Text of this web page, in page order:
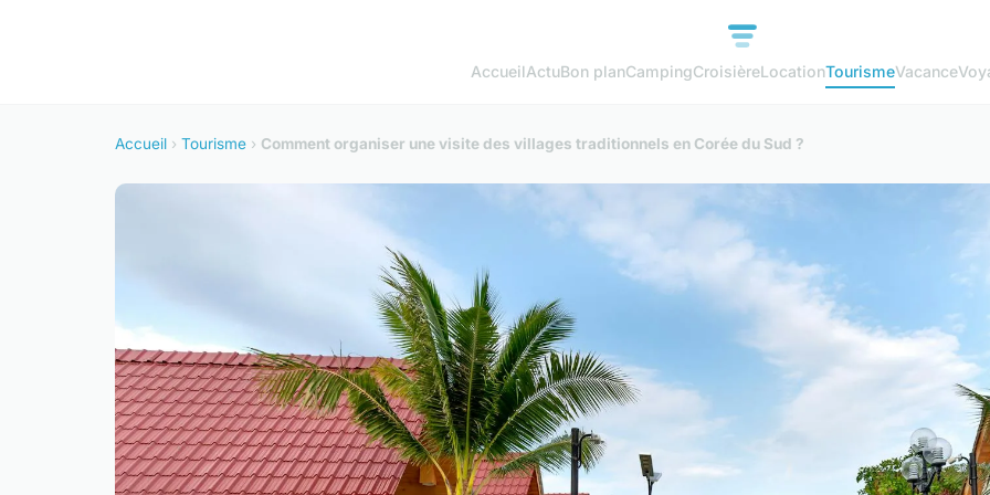
AccueilActuBon planCampingCroisièreLocationTourismeVacance
Accueil › Tourisme › Comment organiser une visite des villages traditionnels en Corée du Sud ?